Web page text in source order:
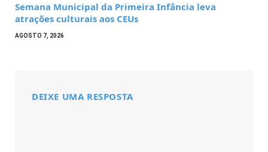
Semana Municipal da Primeira Infância leva
atrações culturais aos CEUs
AGOSTO 7, 2026
DEIXE UMA RESPOSTA